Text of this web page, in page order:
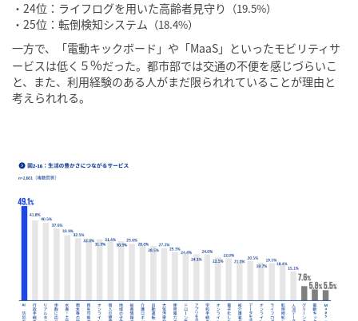
・24位：ライフログを用いた高齢者見守り （19.5%）
・25位：転倒検知システム （18.4%）
一方で、「電動キックボード」や「MaaS」といったモビリティサ
ービスは低く５%だった。都市部では交通の不便を感じづらいこ
と、また、利用経験のある人がまだ限られれていることが理由と
考えられれる。